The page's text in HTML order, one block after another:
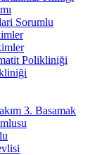
Sorumlu
Polikliniği
3. Basamak